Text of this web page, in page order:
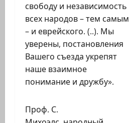
свободу и независимость
всех народов – тем самым
– и еврейского. (..). Мы
уверены, постановления
Вашего съезда укрепят
наше взаимное
понимание и дружбу».
Проф. С.